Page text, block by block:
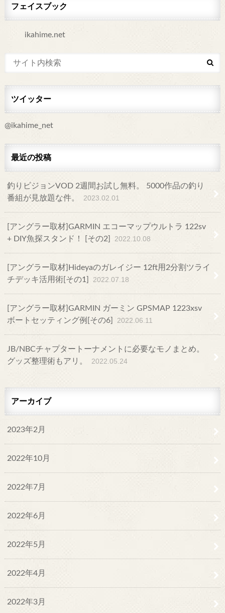
フェイスブック
ikahime.net
ツイッター
@ikahime_net
最近の投稿
釣りビジョンVOD 2週間お試し無料。 5000作品の釣り
番組が見放題な件。
2023.02.01
[アングラー取材]GARMIN エコーマップウルトラ 122sv
+ DIY魚探スタンド！ [その2]
2022.10.08
[アングラー取材]Hideyaのガレイジー 12ft用2分割ツライ
チデッキ活用術[その1]
2022.07.18
[アングラー取材]GARMIN ガーミン GPSMAP 1223xsv
ボートセッティング例[その6]
2022.06.11
JB/NBCチャプタートーナメントに必要なモノまとめ。
グッズ整理術もアリ。
2022.05.24
アーカイブ
2023年2月
2022年10月
2022年7月
2022年6月
2022年5月
2022年4月
2022年3月